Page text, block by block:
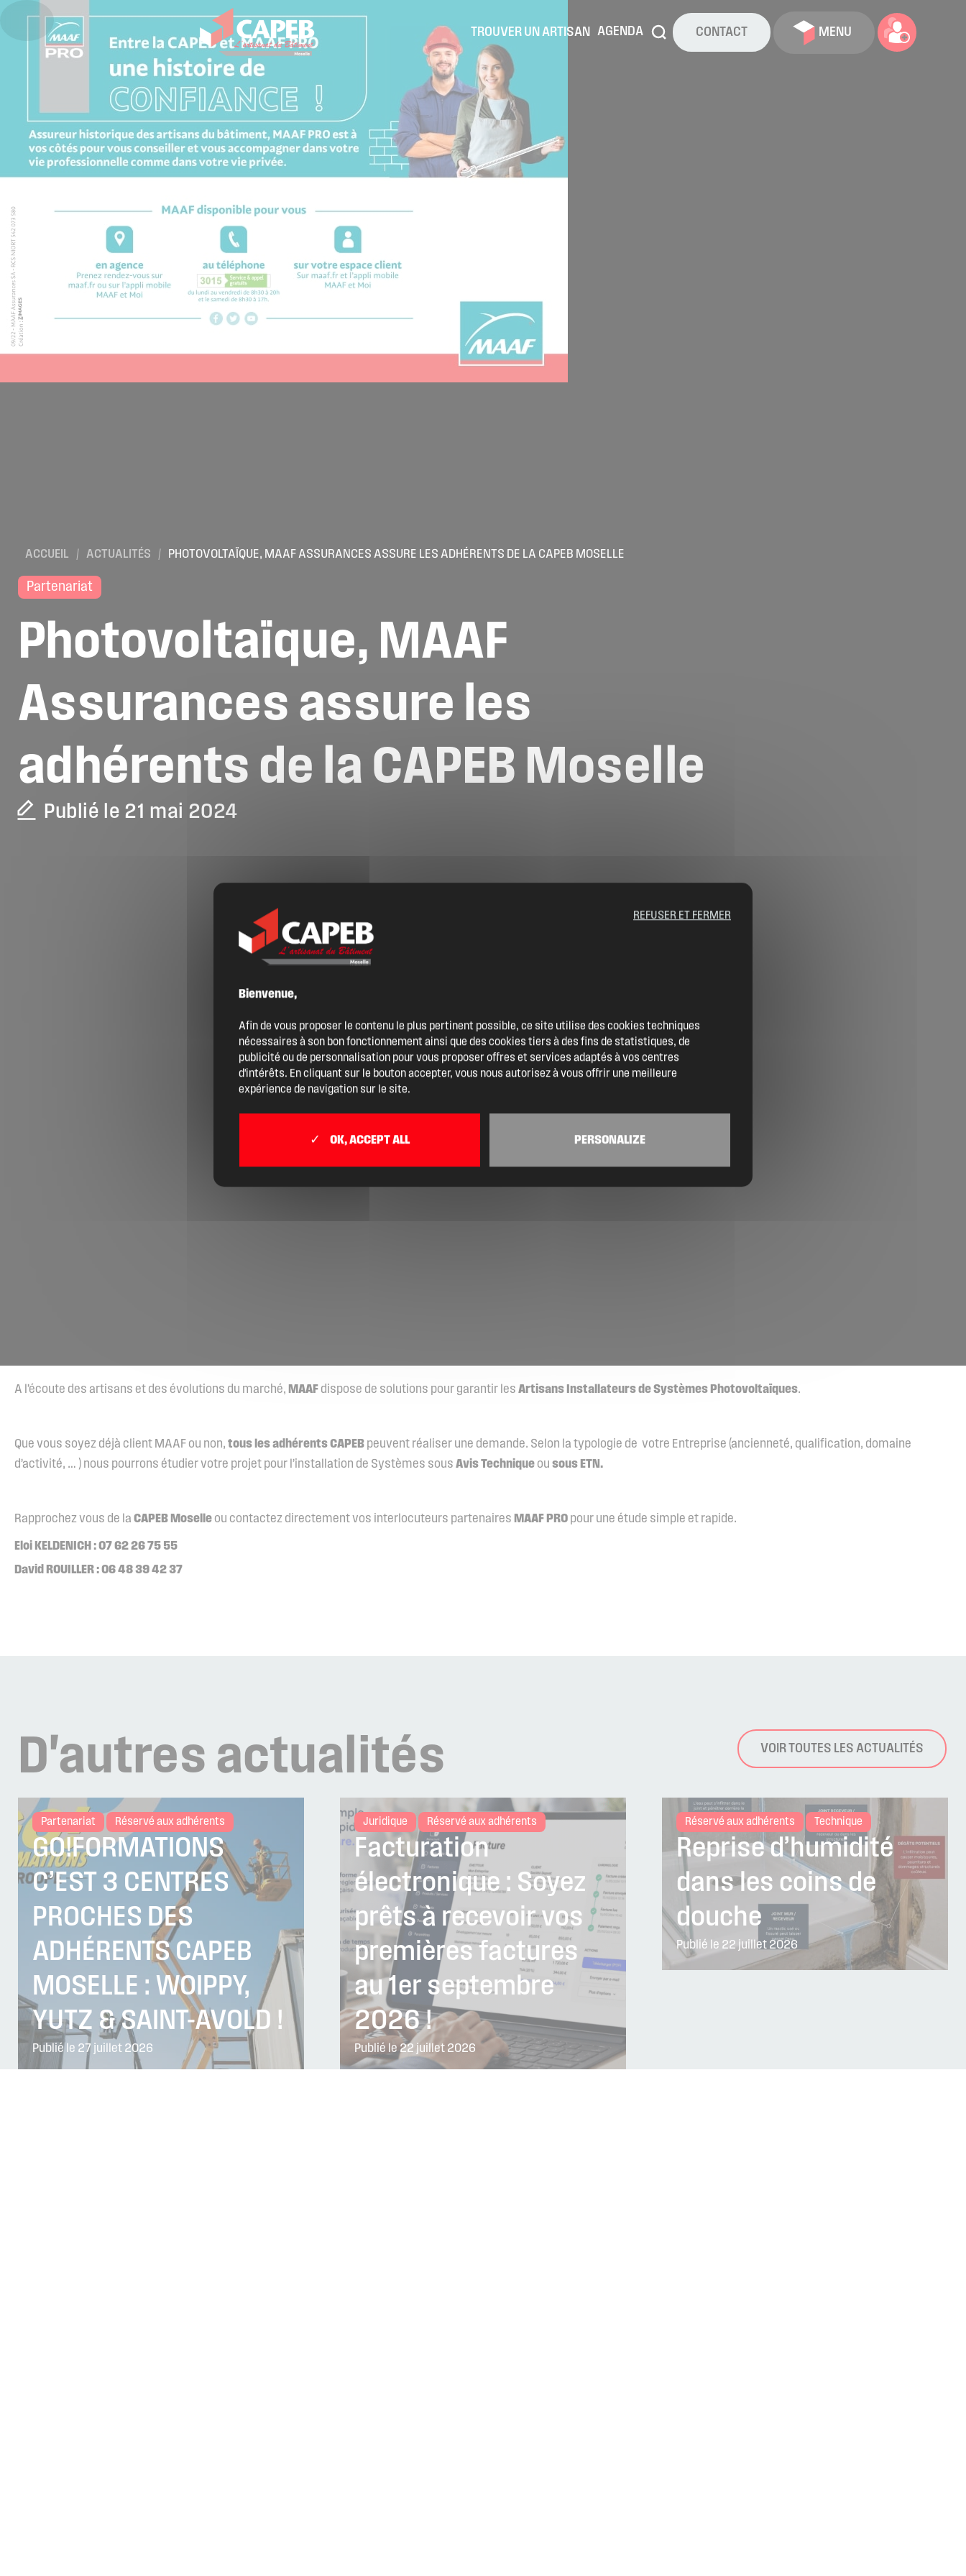
TROUVER UN ARTISAN AGENDA CONTACT MENU
Nos services
Actualités
Boîte à outils
Boutique
Location de salles
Trouver un artisan
Devenir adhérent
Espace adhérent
Billetterie
ACCUEIL / ACTUALITÉS / PHOTOVOLTAÏQUE, MAAF ASSURANCES ASSURE LES ADHÉRENTS DE LA CAPEB MOSELLE
Partenariat
Photovoltaïque, MAAF
Assurances assure les
adhérents de la CAPEB Moselle
Publié le 21 mai 2024
A l’écoute des artisans et des évolutions du marché, MAAF dispose de solutions pour garantir les ArtisansInstallateursde SystèmesPhotovoltaïques.
Que vous soyez déjà client MAAF ou non, tousles adhérentsCAPEB peuvent réaliser une demande. Selon la typologie de votre Entreprise (ancienneté, qualification, domaine
d’activité, … ) nous pourrons étudier votre projet pour l’installation de Systèmes sous Avis Technique ou sous ETN.
Rapprochez vous de la CAPEB Moselle ou contactez directement vos interlocuteurs partenaires MAAF PRO pour une étude simple et rapide.
Eloi KELDENICH : 07 62 26 75 55
David ROUILLER : 06 48 39 42 37
D'autres actualités VOIR TOUTES LES ACTUALITÉS
Partenariat Réservé aux adhérents
GO!FORMATIONS
C’EST 3 CENTRES
PROCHES DES
ADHÉRENTS CAPEB
MOSELLE : WOIPPY,
YUTZ & SAINT-AVOLD !
Publié le 27 juillet 2026
Juridique Réservé aux adhérents
Facturation
électronique : Soyez
prêts à recevoir vos
premières factures
au 1er septembre
2026 !
Publié le 22 juillet 2026
Réservé aux adhérents Technique
Reprise d’humidité
dans les coins de
douche
Publié le 22 juillet 2026
Bienvenue,
Afin de vous proposer le contenu le plus pertinent possible, ce site utilise des cookies techniques
nécessaires à son bon fonctionnement ainsi que des cookies tiers à des fins de statistiques, de
publicité ou de personnalisation pour vous proposer offres et services adaptés à vos centres
d'intérêts. En cliquant sur le bouton accepter, vous nous autorisez à vous offrir une meilleure
expérience de navigation sur le site.
OK, ACCEPT ALL
REFUSER ET FERMER
PERSONALIZE